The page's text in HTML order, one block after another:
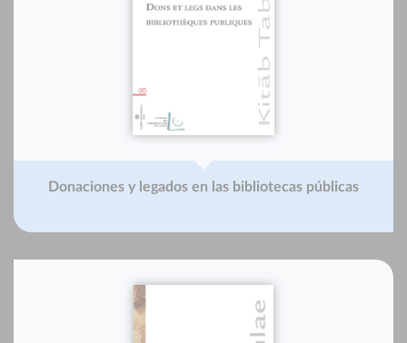
Donaciones y legados en las bibliotecas públicas